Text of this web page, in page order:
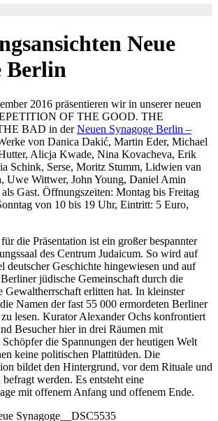
Neue
Berlin
2016 präsentieren wir in unserer neuen
OF THE GOOD. THE
BAD in derNeuen Synagoge Berlin –
von Danica Dakić, Martin Eder, Michael
Alicja Kwade, Nina Kovacheva, Erik
Schink, Serse, Moritz Stumm, Lidwien van
Uwe Wittwer, John Young, Daniel Amin
Gast. Öffnungszeiten: Montag bis Freitag
von 10 bis 19 Uhr, Eintritt: 5 Euro,
die Präsentation ist ein großer bespannter
des Centrum Judaicum. So wird auf
deutscher Geschichte hingewiesen und auf
jüdische Gemeinschaft durch die
Gewaltherrschaft erlitten hat. In kleinster
Namen der fast 55 000 ermordeten Berliner
lesen. Kurator Alexander Ochs konfrontiert
Besucher hier in drei Räumen mit
die Spannungen der heutigen Welt
keine politischen Plattitüden. Die
bildet den Hintergrund, vor dem Rituale und
werden. Es entsteht eine
mit offenem Anfang und offenem Ende.